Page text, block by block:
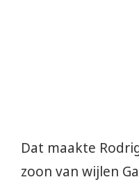
Dat maakte
zoon van wijlen